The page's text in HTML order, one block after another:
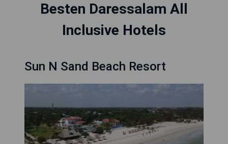
Besten Daressalam All
Inclusive Hotels
Sun N Sand Beach Resort